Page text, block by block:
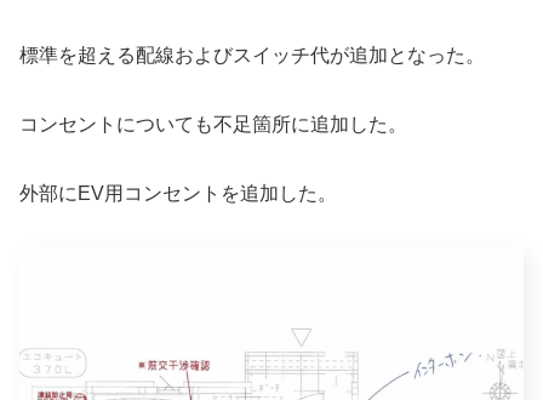
標準を超える配線およびスイッチ代が追加となった。
コンセントについても不足箇所に追加した。
外部にEV用コンセントを追加した。